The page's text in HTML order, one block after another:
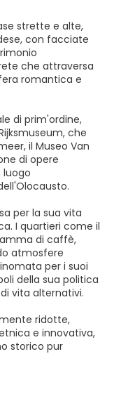
strette e alte,
con facciate
che attraversa
romantica e
di prim'ordine,
che
il Museo Van
di opere
luogo
per la sua vita
I quartieri come il
di caffè,
atmosfere
per i suoi
della sua politica
vita alternativi.
ridotte,
e innovativa,
storico pur